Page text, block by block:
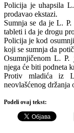
Policija je uhapsila
prodavao ekstazi.
Sumnja se da je L.
tableti i da je drogu
Policija je kod
koji se sumnja da
Osumnjičenom L.
njega će biti podneta
Protiv mladića iz
neovlašćenog držanja
Podeli ovaj tekst: